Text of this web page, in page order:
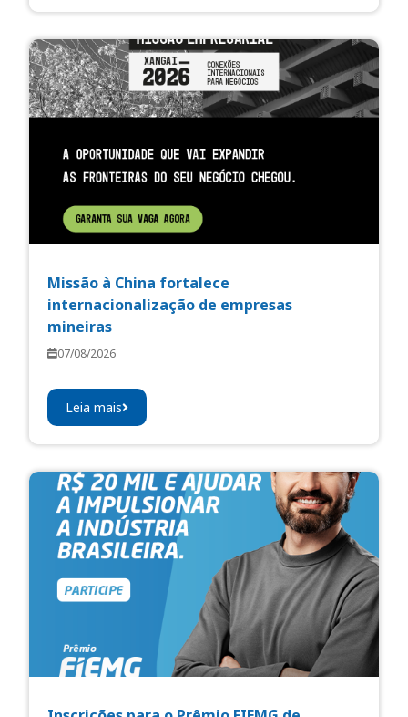
Missão à China fortalece
internacionalização de empresas
mineiras
07/08/2026
Leia mais